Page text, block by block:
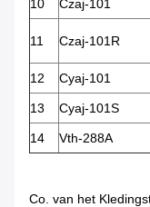
10
Czaj-101
11 Czaj-101R
12 Cyaj-101
13 Cyaj-101S
14 Vth-288A
Co. van het